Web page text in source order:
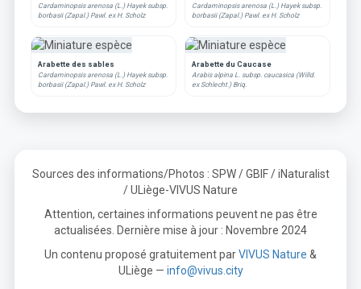
Cardaminopsis arenosa (L.) Hayek subsp.
borbasii (Zapal.) Pawl. ex H. Scholz
Cardaminopsis arenosa (L.) Hayek subsp.
borbasii (Zapal.) Pawl. ex H. Scholz
Arabette des sables
Cardaminopsis arenosa (L.) Hayek subsp.
borbasii (Zapal.) Pawl. ex H. Scholz
Arabette du Caucase
Arabis alpina L. subsp. caucasica (Willd.
ex Schlecht.) Briq.
Sources des informations/Photos : SPW / GBIF / iNaturalist
/ ULiège-VIVUS Nature
Attention, certaines informations peuvent ne pas être
actualisées. Dernière mise à jour : Novembre 2024
Un contenu proposé gratuitement parVIVUS Nature &
ULiège — info@vivus.city